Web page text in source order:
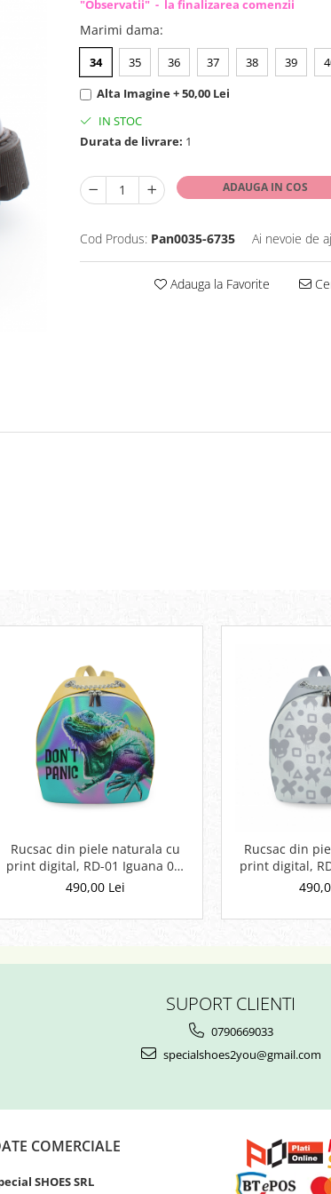
"Observatii" - la finalizarea comenzii
Marimi dama:
34 35 36 37 38 39
Alta Imagine + 50,00 Lei
IN STOC
Durata de livrare: 1
ADAUGA IN COS
Cod Produs: Pan0035-6735 Ai nevoie de
Adauga la Favorite
Rucsac din piele naturala cu
print digital, RD-01 Iguana 01,
Galben
490,00 Lei
Rucsac din
print digital,
C,
SUPORT CLIENTI
0790669033
specialshoes2you@gmail.com
COMERCIALE
SHOES SRL